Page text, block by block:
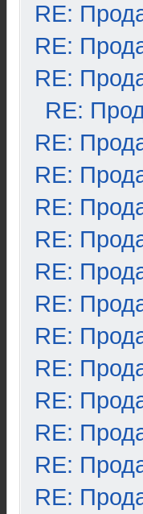
RE:
RE:
RE:
RE:
RE:
RE:
RE:
RE:
RE:
RE:
RE:
RE:
RE:
RE:
RE:
RE: